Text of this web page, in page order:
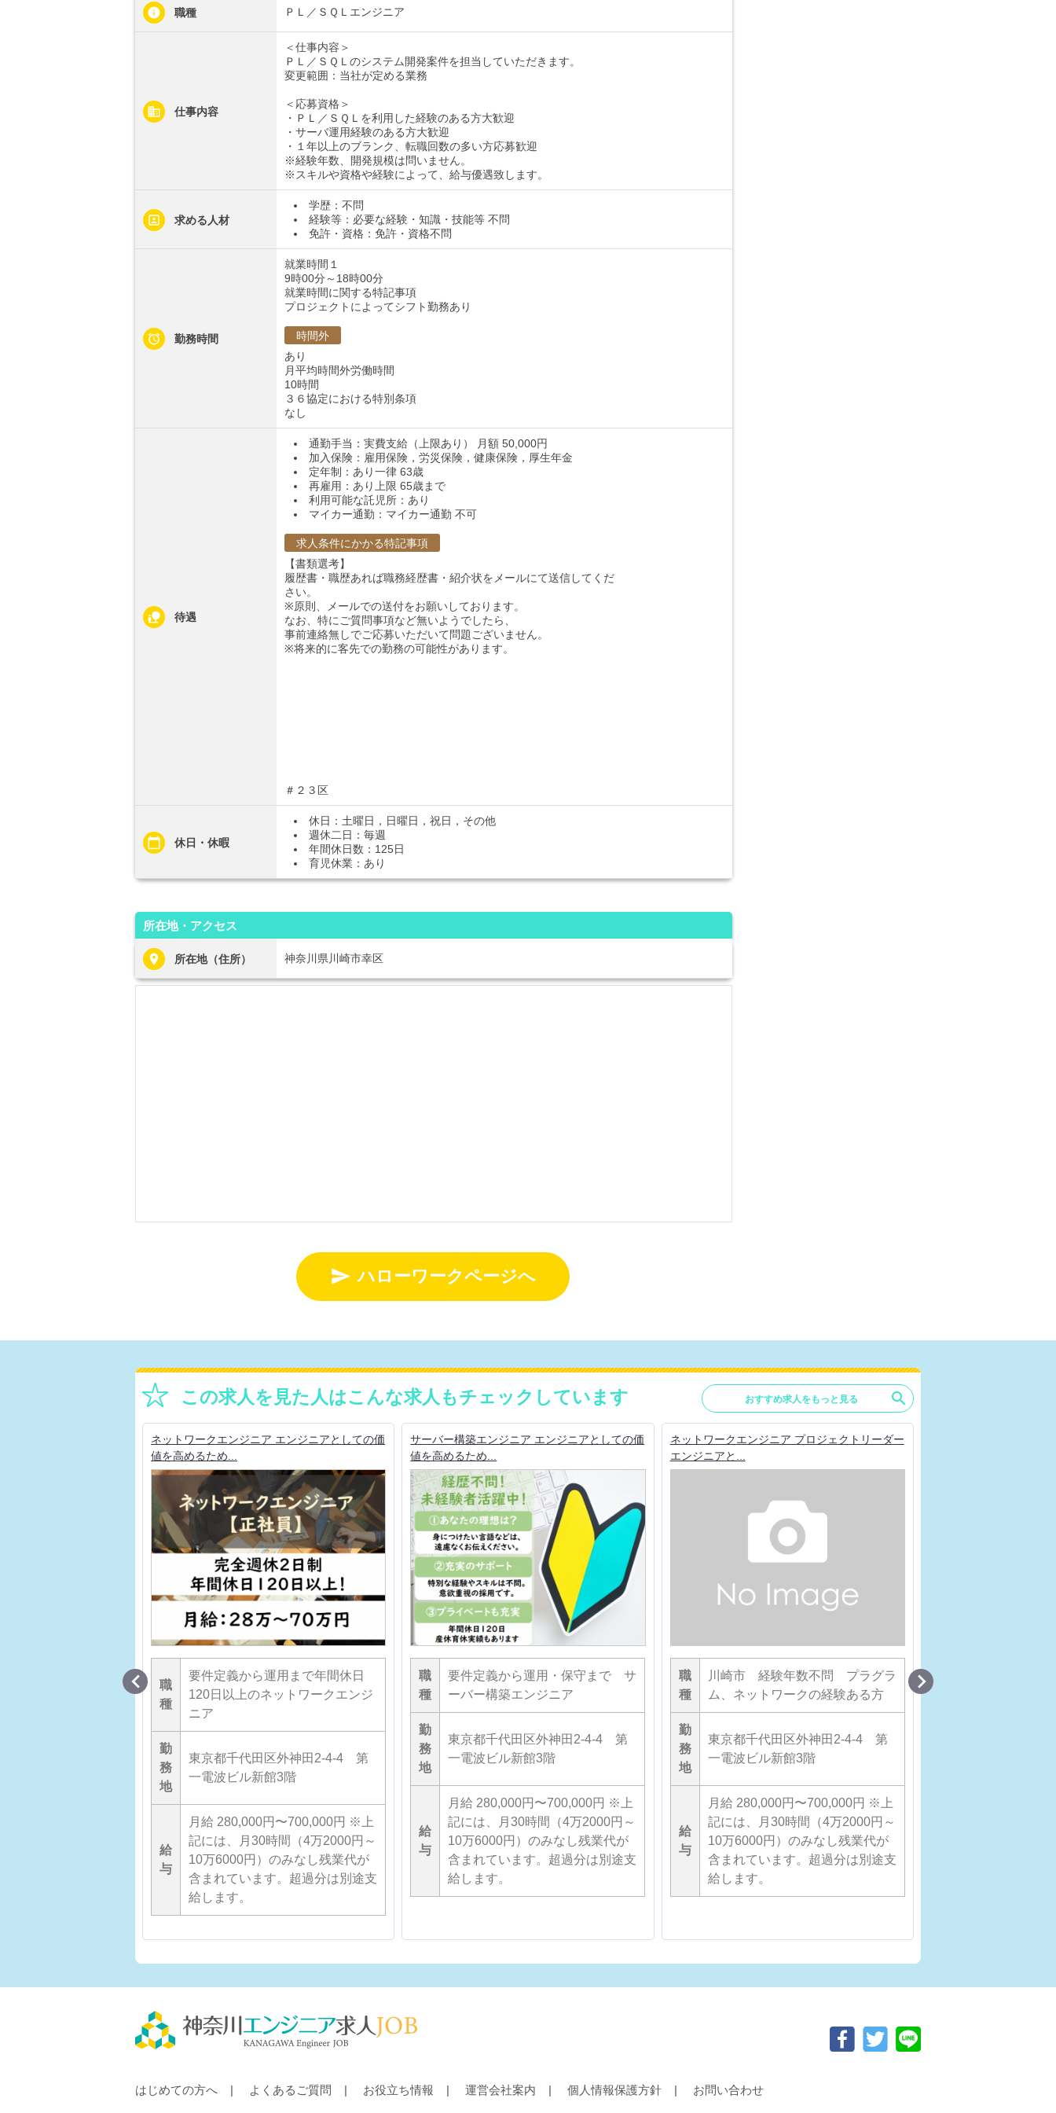
職種 ＰＬ／ＳＱＬエンジニア
仕事内容
＜仕事内容＞
ＰＬ／ＳＱＬのシステム開発案件を担当していただきます。
変更範囲：当社が定める業務
＜応募資格＞
・ＰＬ／ＳＱＬを利用した経験のある方大歓迎
・サーバ運用経験のある方大歓迎
・１年以上のブランク、転職回数の多い方応募歓迎
※経験年数、開発規模は問いません。
※スキルや資格や経験によって、給与優遇致します。
求める人材
学歴：不問
経験等：必要な経験・知識・技能等 不問
免許・資格：免許・資格不問
勤務時間
就業時間１
9時00分～18時00分
就業時間に関する特記事項
プロジェクトによってシフト勤務あり
時間外
あり
月平均時間外労働時間
10時間
３６協定における特別条項
なし
待遇
通勤手当：実費支給（上限あり） 月額 50,000円
加入保険：雇用保険，労災保険，健康保険，厚生年金
定年制：あり一律 63歳
再雇用：あり上限 65歳まで
利用可能な託児所：あり
マイカー通勤：マイカー通勤 不可
求人条件にかかる特記事項
【書類選考】
履歴書・職歴あれば職務経歴書・紹介状をメールにて送信してくだ
さい。
※原則、メールでの送付をお願いしております。
なお、特にご質問事項など無いようでしたら、
事前連絡無しでご応募いただいて問題ございません。
※将来的に客先での勤務の可能性があります。
＃２３区
休日・休暇
休日：土曜日，日曜日，祝日，その他
週休二日：毎週
年間休日数：125日
育児休業：あり
所在地・アクセス
所在地（住所） 神奈川県川崎市幸区
 ハローワークページへ
この求人を見た人はこんな求人もチェックしています おすすめ求人をもっと見る search
ネットワークエンジニア エンジニアとしての価
値を高めるため...
職
種
要件定義から運用まで年間休日
120日以上のネットワークエンジ
ニア
勤
務
地
東京都千代田区外神田2-4-4 第
一電波ビル新館3階
給
与
月給 280,000円〜700,000円 ※上
記には、月30時間（4万2000円～
10万6000円）のみなし残業代が
含まれています。超過分は別途支
給します。
サーバー構築エンジニア エンジニアとしての価
値を高めるため...
職
種
要件定義から運用・保守まで サ
ーバー構築エンジニア
勤
務
地
東京都千代田区外神田2-4-4 第
一電波ビル新館3階
給
与
月給 280,000円〜700,000円 ※上
記には、月30時間（4万2000円～
10万6000円）のみなし残業代が
含まれています。超過分は別途支
給します。
ネットワークエンジニア プロジェクトリーダー
エンジニアと...
職
種
川崎市 経験年数不問 プラグラ
ム、ネットワークの経験ある方
勤
務
地
東京都千代田区外神田2-4-4 第
一電波ビル新館3階
給
与
月給 280,000円〜700,000円 ※上
記には、月30時間（4万2000円～
10万6000円）のみなし残業代が
含まれています。超過分は別途支
給します。


はじめての方へ よくあるご質問 お役立ち情報 運営会社案内 個人情報保護方針 お問い合わせ